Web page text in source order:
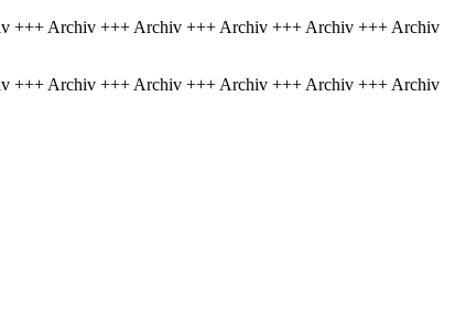
+++ Archiv +++ Archiv +++ Archiv +++ Archiv +++ Archiv
+++ Archiv +++ Archiv +++ Archiv +++ Archiv +++ Archiv